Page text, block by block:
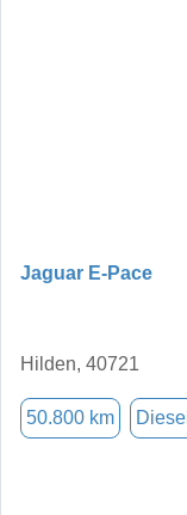
Jaguar E-Pace
Hilden, 40721
50.800 km Diesel